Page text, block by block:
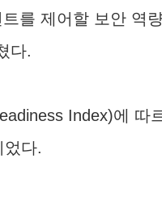
를 제어할 보안 역
다.
Index)에 따
었다.